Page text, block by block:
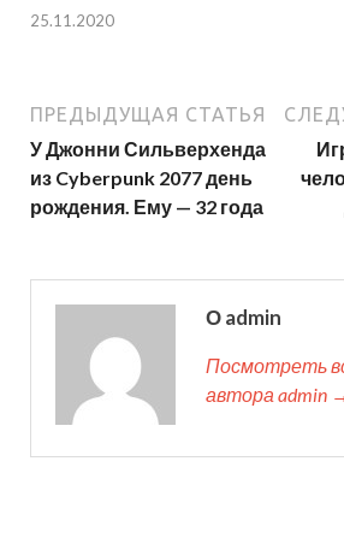
25.11.2020
ПРЕДЫДУЩАЯ СТАТЬЯ
У Джонни Сильверхенда
из Cyberpunk 2077 день
рождения. Ему — 32 года
О admin
Посмотреть
автора admin